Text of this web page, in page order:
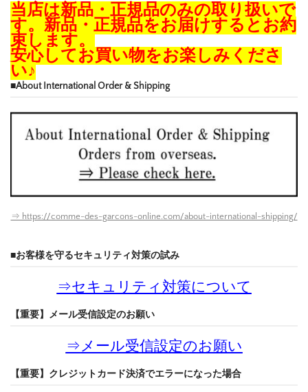
当店は新品・正規品のみの取り扱いで
す。新品・正規品をお届けするとお約
束します。
安心してお買い物をお楽しみくださ
い♪
■About International Order & Shipping
⇒ https://comme-des-garcons-online.com/about-international-shipping/
■お客様を守るセキュリティ対策の試み
⇒セキュリティ対策について
【重要】メール受信設定のお願い
⇒メール受信設定のお願い
【重要】クレジットカード決済でエラーになった場合